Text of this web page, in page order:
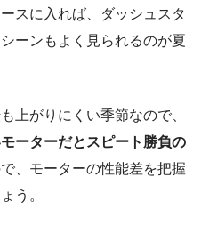
スに入れば、ダッシュスタ
ーンもよく見られるのが夏
上がりにくい季節なので、
ーターだとスピート勝負の
、モーターの性能差を把握
う。